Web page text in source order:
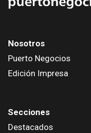
Nosotros
Puerto Negocios
Edición Impresa
Secciones
Destacados